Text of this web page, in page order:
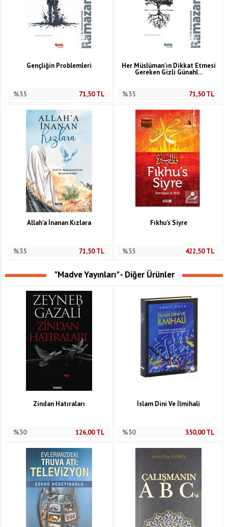
Gençliğin Problemleri
%35 71,50TL
Her Müslüman'ın Dikkat Etmesi
Gereken Gizli Günahl...
%35 71,50TL
Allah'a İnanan Kızlara
%35 71,50TL
Fıkhu's Siyre
%35 422,50TL
"Madve Yayınları" - Diğer Ürünler
Zindan Hatıraları
%30 126,00TL
İslam Dini Ve İlmihali
%30 350,00TL